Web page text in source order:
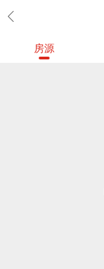
房源